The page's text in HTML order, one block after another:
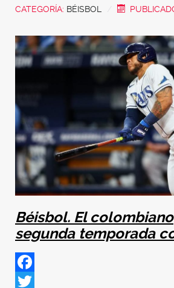
CATEGORÍA: BÉISBOL
Béisbol. El
segunda temporada
Facebook